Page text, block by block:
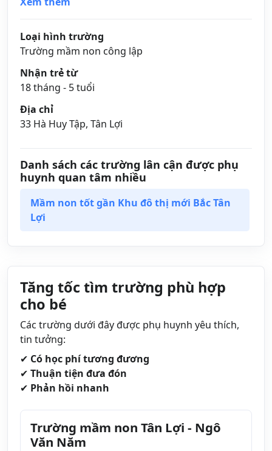
Loại hình trường
Trường mầm non công lập
Nhận trẻ từ
18 tháng - 5 tuổi
Địa chỉ
33 Hà Huy Tập, Tân Lợi
Danh sách các trường lân cận được phụ
huynh quan tâm nhiều
Mầm non tốt gần Khu đô thị mới Bắc Tân
Lợi
Tăng tốc tìm trường phù hợp
cho bé
Các trường dưới đây được phụ huynh yêu thích,
tin tưởng:
✔ Có học phí tương đương
✔ Thuận tiện đưa đón
✔ Phản hồi nhanh
Trường mầm non Tân Lợi - Ngô
Văn Năm